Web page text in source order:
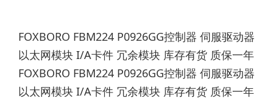
FOXBORO FBM224 P0926GG控制器 伺服驱动器
以太网模块 I/A卡件 冗余模块 库存有货 质保一年
FOXBORO FBM224 P0926GG控制器 伺服驱动器
以太网模块 I/A卡件 冗余模块 库存有货 质保一年